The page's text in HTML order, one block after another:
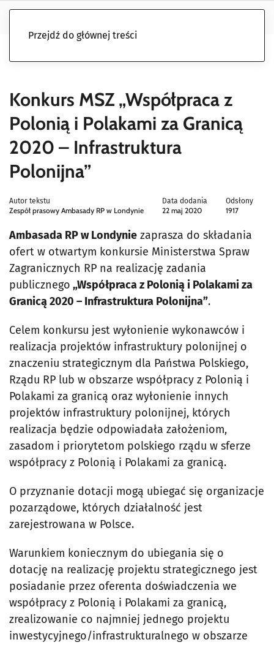
Przejdź do głównej treści
Konkurs MSZ „Współpraca z
Polonią i Polakami za Granicą
2020 – Infrastruktura
Polonijna”
Autor tekstu
Zespół prasowy Ambasady RP w Londynie
Data dodania
22 maj 2020
Odsłony
1917
Ambasada RP w Londynie zaprasza do składania
ofert w otwartym konkursie Ministerstwa Spraw
Zagranicznych RP na realizację zadania
publicznego „Współpraca z Polonią i Polakami za
Granicą 2020 – Infrastruktura Polonijna”.
Celem konkursu jest wyłonienie wykonawców i
realizacja projektów infrastruktury polonijnej o
znaczeniu strategicznym dla Państwa Polskiego,
Rządu RP lub w obszarze współpracy z Polonią i
Polakami za granicą oraz wyłonienie innych
projektów infrastruktury polonijnej, których
realizacja będzie odpowiadała założeniom,
zasadom i priorytetom polskiego rządu w sferze
współpracy z Polonią i Polakami za granicą.
O przyznanie dotacji mogą ubiegać się organizacje
pozarządowe, których działalność jest
zarejestrowana w Polsce.
Warunkiem koniecznym do ubiegania się o
dotację na realizację projektu strategicznego jest
posiadanie przez oferenta doświadczenia we
współpracy z Polonią i Polakami za granicą,
zrealizowanie co najmniej jednego projektu
inwestycyjnego/infrastrukturalnego w obszarze